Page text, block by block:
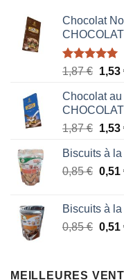
Chocolat
Note5.00
1,87€ Le
initial
était :
1,87
1,53
Chocolat au
1,87€ Le
initial
était :
1,53
Biscuits à
0,85€ Le
était :
0,85
0,51
Biscuits à
0,85€ Le
était :
0,51
MEILLEURES